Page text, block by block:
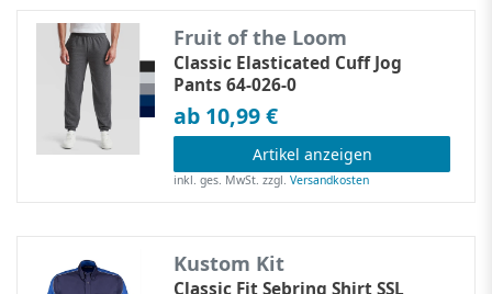
Fruit of the Loom
Classic Elasticated Cuff Jog
Pants 64-026-0
ab 10,99 €
Artikel anzeigen
inkl. ges. MwSt. zzgl.Versandkosten
Kustom Kit
Classic Fit Sebring Shirt SSL